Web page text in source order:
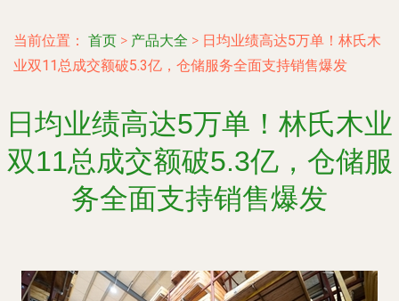
当前位置： 首页 > 产品大全 > 日均业绩高达5万单！林氏木
业双11总成交额破5.3亿，仓储服务全面支持销售爆发
日均业绩高达5万单！林氏木业
双11总成交额破5.3亿，仓储服
务全面支持销售爆发